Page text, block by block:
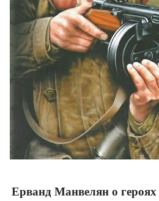
Ерванд Манвелян о героях